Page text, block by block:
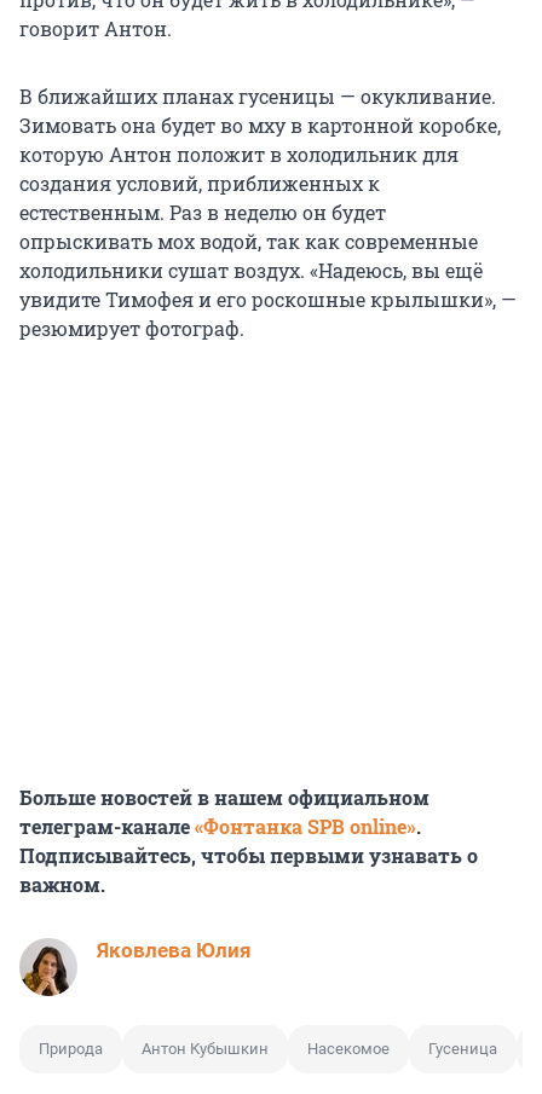
говорит Антон.
В ближайших планах гусеницы — окукливание.
Зимовать она будет во мху в картонной коробке,
которую Антон положит в холодильник для
создания условий, приближенных к
естественным. Раз в неделю он будет
опрыскивать мох водой, так как современные
холодильники сушат воздух. «Надеюсь, вы ещё
увидите Тимофея и его роскошные крылышки», —
резюмирует фотограф.
Больше новостей в нашем официальном
телеграм-канале«Фонтанка SPB online».
Подписывайтесь, чтобы первыми узнавать о
важном.
Яковлева Юлия
Природа Антон Кубышкин Насекомое Гусеница